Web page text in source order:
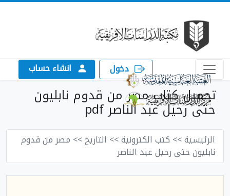
دخول انشاء حساب
تحميل كتاب مصر من قدوم نابليون
حتى رحيل عبد الناصر pdf
الرئيسية>> كتب الكترونية>> التاريخ>> مصر من قدوم
نابليون حتى رحيل عبد الناصر